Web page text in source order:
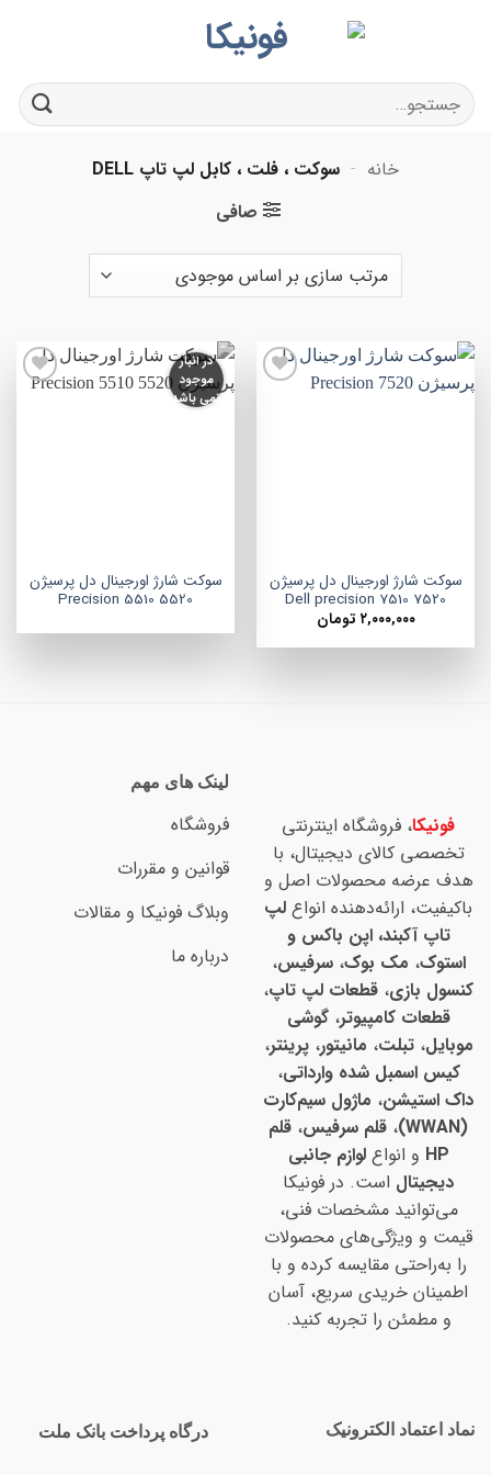
جستجو
برای:
خانه - سوکت ، فلت ، کابل لپ تاپ DELL
صافی
سوکت شارژ اورجینال دل پرسیژن
Dell precision 7510 7520
۲,۰۰۰,۰۰۰ تومان
در انبار
موجود
نمی باشد
سوکت شارژ اورجینال دل پرسیژن
Precision 5510 5520
فونیکا، فروشگاه اینترنتی
تخصصی کالای دیجیتال، با
هدف عرضه محصولات اصل و
باکیفیت، ارائه‌دهنده انواع لپ
تاپ آکبند، اپن باکس و
استوک، مک بوک،سرفیس،
کنسول بازی، قطعات لپ تاپ،
قطعات کامپیوتر،گوشی
موبایل،تبلت، مانیتور،پرینتر،
کیس اسمبل شده وارداتی،
داک استیشن، ماژول سیم‌کارت
(WWAN)
، قلم سرفیس، قلم
HP و انواعلوازم جانبی
دیجیتال است. در فونیکا
می‌توانید مشخصات فنی،
قیمت و ویژگی‌های محصولات
را به‌راحتی مقایسه کرده و با
اطمینان خریدی سریع، آسان
و مطمئن را تجربه کنید.
لینک های مهم
فروشگاه
قوانین و مقررات
وبلاگ فونیکا و مقالات
درباره ما
نماد اعتماد الکترونیک درگاه پرداخت بانک ملت